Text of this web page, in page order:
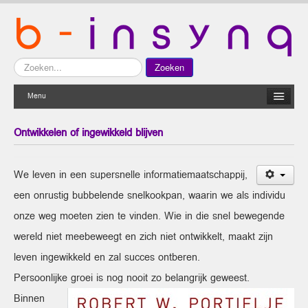
Zoeken... Zoeken
Menu
Ontwikkelen of ingewikkeld blijven
We leven in een supersnelle informatiemaatschappij,
een onrustig bubbelende snelkookpan, waarin we als individu
onze weg moeten zien te vinden. Wie in die snel bewegende
wereld niet meebeweegt en zich niet ontwikkelt, maakt zijn
leven ingewikkeld en zal succes ontberen.
Persoonlijke groei is nog nooit zo belangrijk geweest.
Binnen